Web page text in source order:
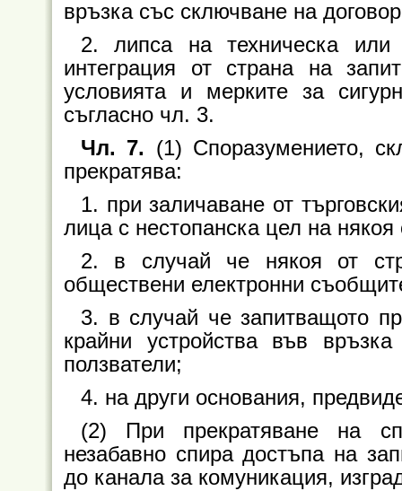
връзка със сключване на
2. липса на техническа или
интеграция от страна на
условията и мерките за
съгласно чл. 3.
Чл. 7. (1) Споразумението,
прекратява:
1. при заличаване от
лица с нестопанска цел на някоя
2. в случай че някоя от
обществени електронни
3. в случай че запитващото
крайни устройства във
ползватели;
4. на други основания,
(2) При прекратяване на
незабавно спира достъпа на
до канала за комуникация,